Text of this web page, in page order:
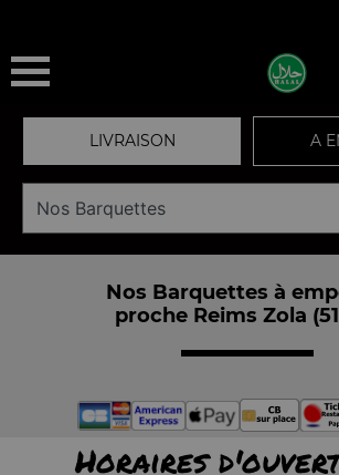
LIVRAISON A
Nos Barquettes à
proche Reims Zola
Horaires